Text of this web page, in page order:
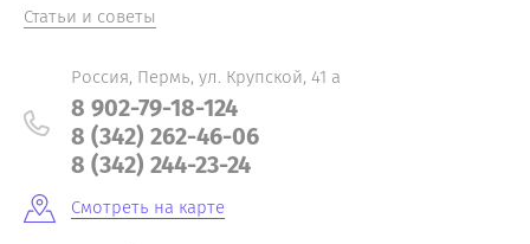
Статьи и советы
Россия, Пермь, ул. Крупской, 41 а
8 902-79-18-124
8 (342) 262-46-06
8 (342) 244-23-24
Смотреть на карте